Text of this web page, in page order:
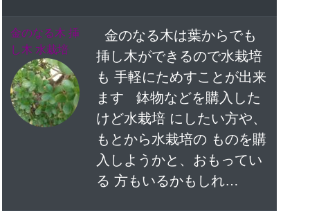
金のなる木 挿
し木 水栽培
金のなる木は葉からでも
挿し木ができるので水栽培
も 手軽にためすことが出来
ます 鉢物などを購入した
けど水栽培 にしたい方や、
もとから水栽培の ものを購
入しようかと、おもってい
る 方もいるかもしれ…